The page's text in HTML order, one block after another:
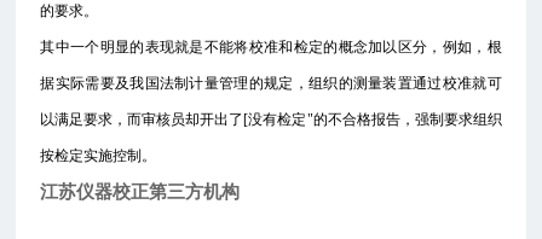
的要求。
其中一个明显的表现就是不能将校准和检定的概念加以区分，例如，根
据实际需要及我国法制计量管理的规定，组织的测量装置通过校准就可
以满足要求，而审核员却开出了[没有检定"的不合格报告，强制要求组织
按检定实施控制。
江苏仪器校正第三方机构